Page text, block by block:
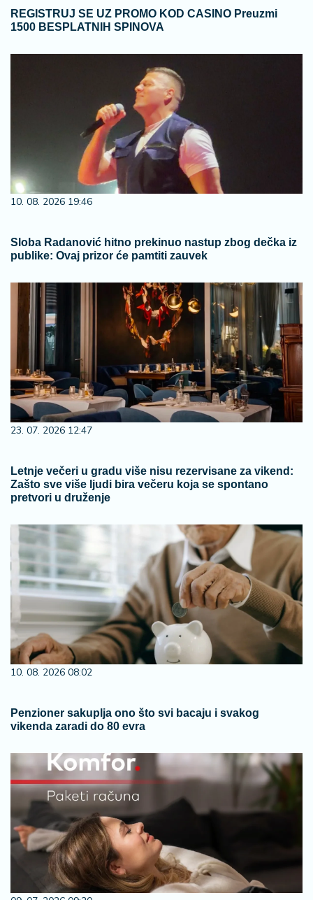
REGISTRUJ SE UZ PROMO KOD CASINO Preuzmi
1500 BESPLATNIH SPINOVA
10. 08. 2026 19:46
Sloba Radanović hitno prekinuo nastup zbog dečka iz
publike: Ovaj prizor će pamtiti zauvek
23. 07. 2026 12:47
Letnje večeri u gradu više nisu rezervisane za vikend:
Zašto sve više ljudi bira večeru koja se spontano
pretvori u druženje
10. 08. 2026 08:02
Penzioner sakuplja ono što svi bacaju i svakog
vikenda zaradi do 80 evra